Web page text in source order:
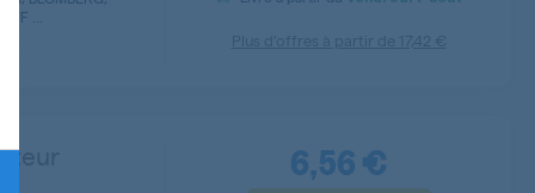
...
6,56 €